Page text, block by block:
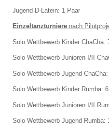
PRESSE
Presseberichte 2019
Presseberichte 2018
IMPRESSUM
Jugend D-Latein: 1 Paar
Einzeltanzturniere nach
Solo Wettbewerb Kinder ChaCha:
Solo Wettbewerb Junioren I/II
Solo Wettbewerb Jugend
Solo Wettbewerb Kinder Rumba:
Solo Wettbewerb Junioren I/II
Solo Wettbewerb Jugend Rumba: